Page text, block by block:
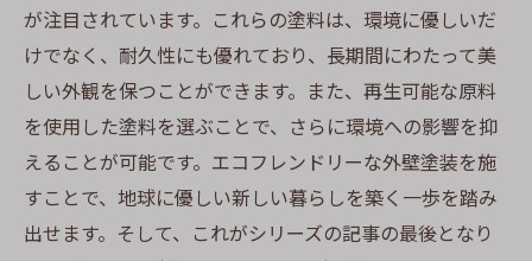
が注目されています。これらの塗料は、環境に優しいだ
けでなく、耐久性にも優れており、長期間にわたって美
しい外観を保つことができます。また、再生可能な原料
を使用した塗料を選ぶことで、さらに環境への影響を抑
えることが可能です。エコフレンドリーな外壁塗装を施
すことで、地球に優しい新しい暮らしを築く一歩を踏み
出せます。そして、これがシリーズの記事の最後となり